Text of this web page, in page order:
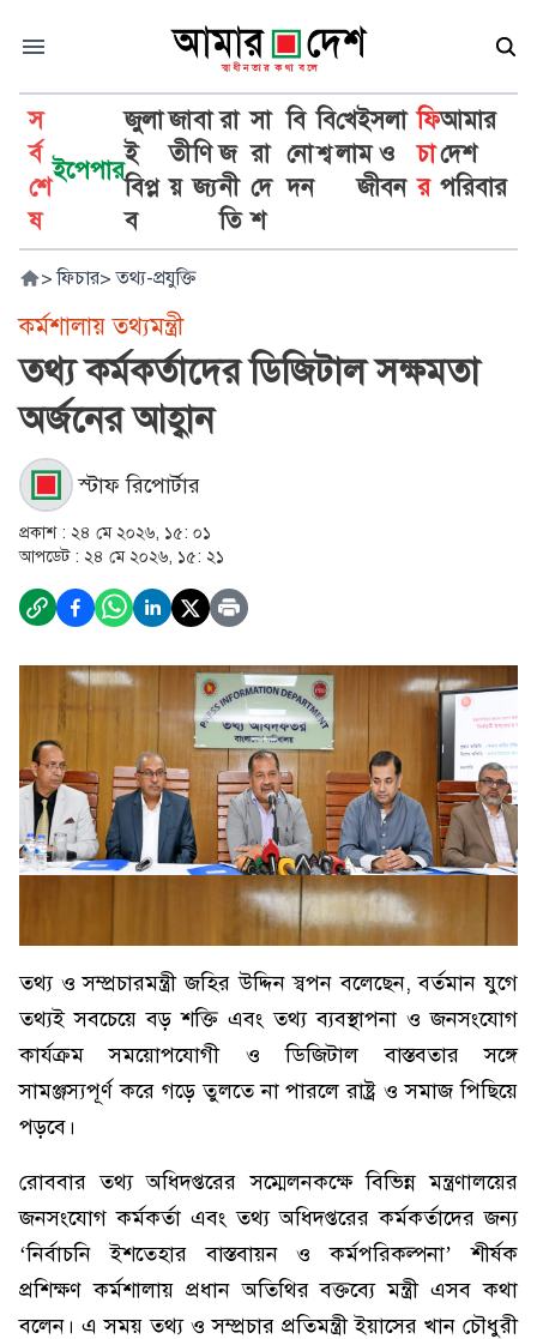
স
র্ব
শে
ষ
ইপেপার
জুলা
ই
বিপ্ল
ব
জা
তী
য়
বা
ণি
জ্য
রা
জ
নী
তি
সা
রা
দে
শ
বি
নো
দন
বি
শ্ব
খে
লা
ইসলা
ম ও
জীবন
ফি
চা
র
আমার
দেশ
পরিবার
> ফিচার> তথ্য-প্রযুক্তি
কর্মশালায় তথ্যমন্ত্রী
তথ্য কর্মকর্তাদের ডিজিটাল সক্ষমতা
অর্জনের আহ্বান
স্টাফ রিপোর্টার
প্রকাশ : ২৪ মে ২০২৬, ১৫: ০১
আপডেট : ২৪ মে ২০২৬, ১৫: ২১
তথ্য ও সম্প্রচারমন্ত্রী জহির উদ্দিন স্বপন বলেছেন, বর্তমান যুগে
তথ্যই সবচেয়ে বড় শক্তি এবং তথ্য ব্যবস্থাপনা ও জনসংযোগ
কার্যক্রম সময়োপযোগী ও ডিজিটাল বাস্তবতার সঙ্গে
সামঞ্জস্যপূর্ণ করে গড়ে তুলতে না পারলে রাষ্ট্র ও সমাজ পিছিয়ে
পড়বে।
রোববার তথ্য অধিদপ্তরের সম্মেলনকক্ষে বিভিন্ন মন্ত্রণালয়ের
জনসংযোগ কর্মকর্তা এবং তথ্য অধিদপ্তরের কর্মকর্তাদের জন্য
‘নির্বাচনি ইশতেহার বাস্তবায়ন ও কর্মপরিকল্পনা’ শীর্ষক
প্রশিক্ষণ কর্মশালায় প্রধান অতিথির বক্তব্যে মন্ত্রী এসব কথা
বলেন। এ সময় তথ্য ও সম্প্রচার প্রতিমন্ত্রী ইয়াসের খান চৌধুরী